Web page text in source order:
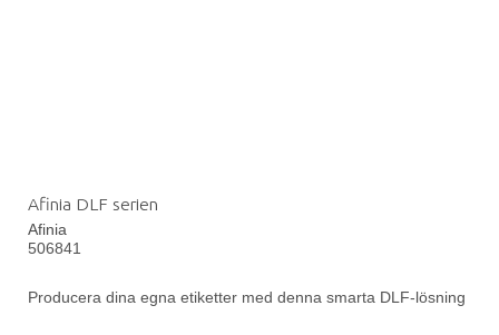
Afinia DLF serien
Afinia
506841
Producera dina egna etiketter med denna smarta DLF-lösning